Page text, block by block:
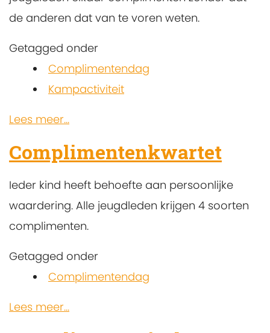
de anderen dat van te voren weten.
Getagged onder
Complimentendag
Kampactiviteit
Lees meer...
Complimentenkwartet
Ieder kind heeft behoefte aan persoonlijke
waardering. Alle jeugdleden krijgen 4 soorten
complimenten.
Getagged onder
Complimentendag
Lees meer...